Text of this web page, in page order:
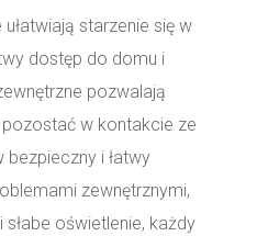
starzenie się w
dostęp do domu i
pozwalają
w kontakcie ze
i łatwy
zewnętrznymi,
oświetlenie, każdy